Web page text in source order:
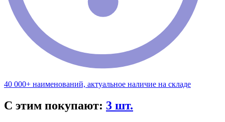
40 000+ наименований, актуальное наличие на складе
С этим покупают: 3 шт.